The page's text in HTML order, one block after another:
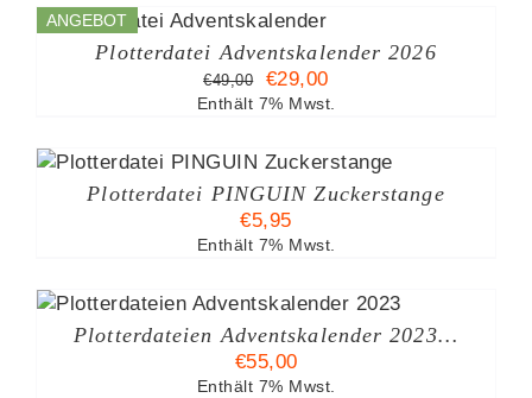
ANGEBOT
Plotterdatei Adventskalender 2026
€49,00
Ursprünglicher
Preis
€49,00
€29,00Aktueller
Preis
€29,00.
Enthält 7% Mwst.
Plotterdatei PINGUIN Zuckerstange
€5,95
Enthält 7% Mwst.
Plotterdateien Adventskalender 2023…
€55,00
Enthält 7% Mwst.